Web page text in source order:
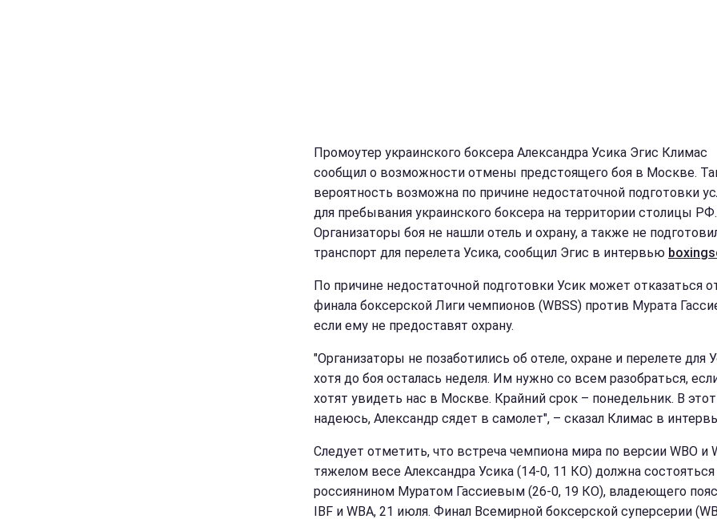
Промоутер украинского боксера Александра Усика Эгис Климас
сообщил о возможности отмены предстоящего боя в Москве.
вероятность возможна по причине недостаточной подготовки
для пребывания украинского боксера на территории столицы РФ.
Организаторы боя не нашли отель и охрану, а также не
транспорт для перелета Усика, сообщил Эгис в интервью
По причине недостаточной подготовки Усик может отказаться
финала боксерской Лиги чемпионов (WBSS) против Мурата
если ему не предоставят охрану.
"Организаторы не позаботились об отеле, охране и перелете для
хотя до боя осталась неделя. Им нужно со всем разобраться,
хотят увидеть нас в Москве. Крайний срок – понедельник. В
надеюсь, Александр сядет в самолет", – сказал Климас в
Следует отметить, что встреча чемпиона мира по версии WBO и
тяжелом весе Александра Усика (14-0, 11 КО) должна состояться
россиянином Муратом Гассиевым (26-0, 19 КО), владеющего
IBF и WBА, 21 июля. Финал Всемирной боксерской суперсерии